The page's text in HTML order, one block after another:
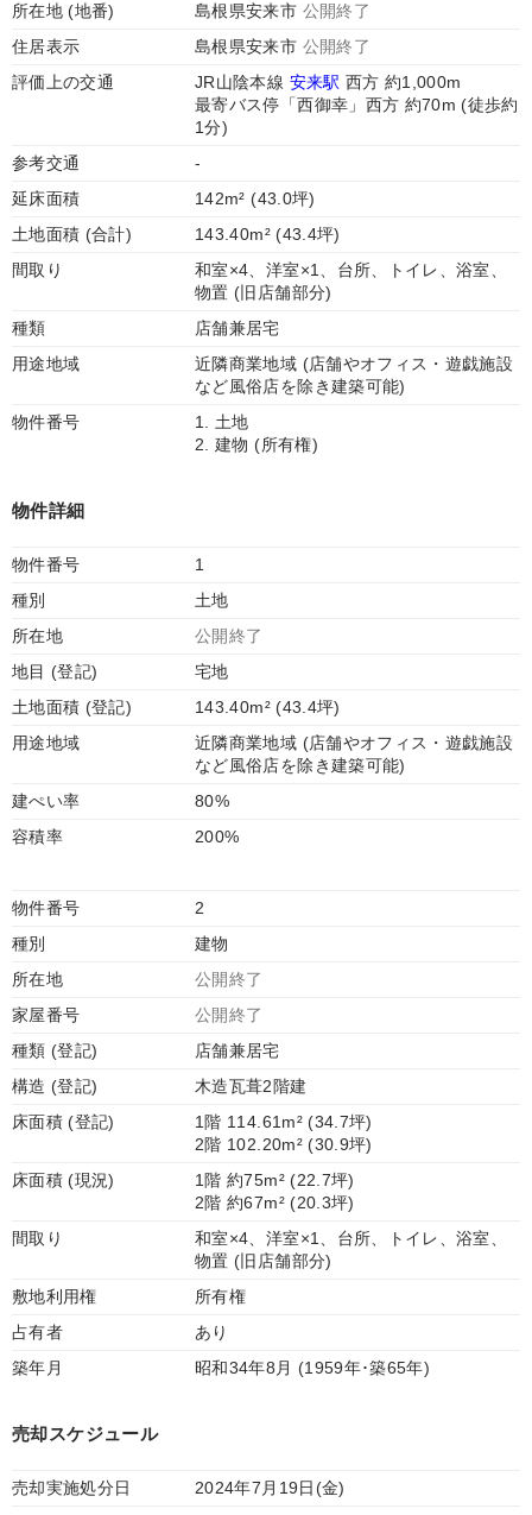
所在地 (地番) 島根県安来市 公開終了
住居表示
島根県安来市 公開終了
評価上の交通
JR山陰本線 安来駅 西方 約1,000m
最寄バス停「西御幸」西方 約70m (徒歩約
1分)
参考交通
-
延床面積
142m² (43.0坪)
土地面積 (合計)
143.40m² (43.4坪)
間取り
和室×4、洋室×1、台所、トイレ、浴室、
物置 (旧店舗部分)
種類
店舗兼居宅
用途地域
近隣商業地域 (店舗やオフィス・遊戯施設
など風俗店を除き建築可能)
物件番号
1. 土地
2. 建物 (所有権)
物件詳細
物件番号
1
種別
土地
所在地
公開終了
地目 (登記)
宅地
土地面積 (登記)
143.40m² (43.4坪)
用途地域
近隣商業地域 (店舗やオフィス・遊戯施設
など風俗店を除き建築可能)
建ぺい率
80%
容積率
200%
物件番号
2
種別
建物
所在地
公開終了
家屋番号
公開終了
種類 (登記)
店舗兼居宅
構造 (登記)
木造瓦葺2階建
床面積 (登記)
1階 114.61m² (34.7坪)
2階 102.20m² (30.9坪)
床面積 (現況)
1階 約75m² (22.7坪)
2階 約67m² (20.3坪)
間取り
和室×4、洋室×1、台所、トイレ、浴室、
物置 (旧店舗部分)
敷地利用権
所有権
占有者
あり
築年月
昭和34年8月 (1959年･築65年)
売却スケジュール
売却実施処分日
2024年7月19日(金)